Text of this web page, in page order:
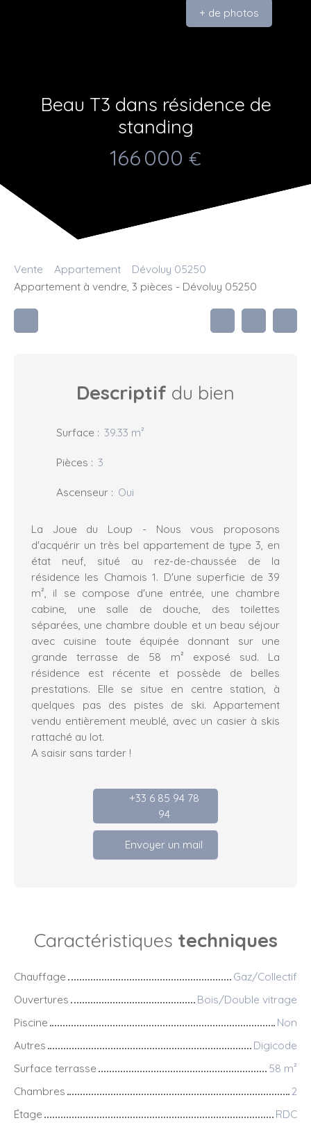
+ de photos
Beau T3 dans résidence de
standing
166 000 €
Vente Appartement
Dévoluy 05250
Appartement à vendre, 3 pièces - Dévoluy 05250
Descriptif du bien
Surface : 39.33 m²
Pièces : 3
Ascenseur : Oui
La Joue du Loup - Nous vous proposons
d'acquérir un très bel appartement de type 3, en
état neuf, situé au rez-de-chaussée de la
résidence les Chamois 1. D'une superficie de 39
m², il se compose d'une entrée, une chambre
cabine, une salle de douche, des toilettes
séparées, une chambre double et un beau séjour
avec cuisine toute équipée donnant sur une
grande terrasse de 58 m² exposé sud. La
résidence est récente et possède de belles
prestations. Elle se situe en centre station, à
quelques pas des pistes de ski. Appartement
vendu entièrement meublé, avec un casier à skis
rattaché au lot.
A saisir sans tarder !
+33 6 85 94 78
94
Envoyer un mail
Caractéristiques techniques
Chauffage
Gaz/Collectif
Ouvertures
Bois/Double vitrage
Piscine
Non
Autres
Digicode
Surface terrasse
58 m²
Chambres
2
Étage
RDC